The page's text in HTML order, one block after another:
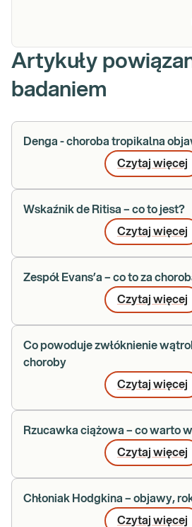
Artykuły
badaniem
Denga - choroba tropikalna
Czytaj więcej
Wskaźnik de Ritisa – co to jest?
Czytaj więcej
Zespół Evans’a – co to za
Czytaj więcej
Co powoduje zwłóknienie
choroby
Czytaj więcej
Rzucawka ciążowa – co warto
Czytaj więcej
Chłoniak Hodgkina – objawy,
Czytaj więcej